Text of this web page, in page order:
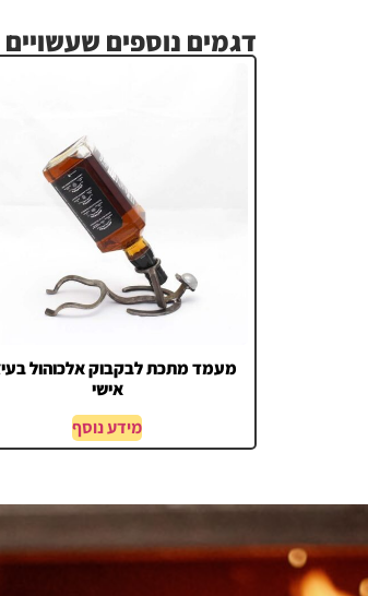
דגמים נוספים
מעמד מתכת לבקבוק אלכוהול
אישי
מידע נוסף